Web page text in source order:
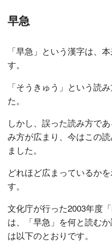
早急
「早急」という漢字は、
す。
「そうきゅう」という読
た。
しかし、誤った読み方で
み方が広まり、今はこの
ました。
どれほど広まっているか
す。
文化庁が行った2003年度
は、「早急」を何と読む
は以下のとおりです。